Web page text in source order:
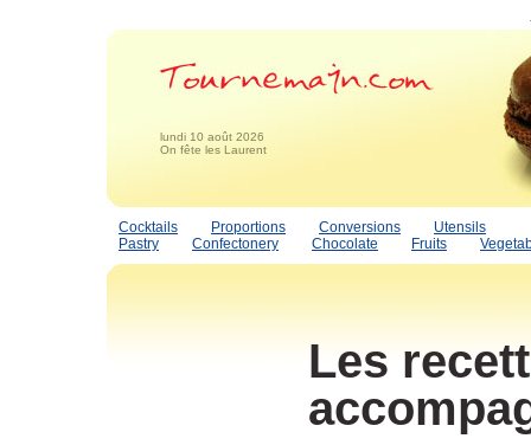
lundi 10 août 2026
On fête les Laurent
Cocktails Proportions Conversions
Utensils
Pastry
Confectonery Chocolate Fruits
Les